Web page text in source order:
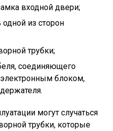
входной двери;
из сторон
трубки;
соединяющего
блоком,
могут случаться
трубки, которые